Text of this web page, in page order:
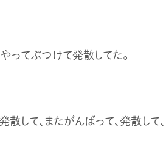
ってぶつけて発散してた。
して、またがんばって、発散して、、